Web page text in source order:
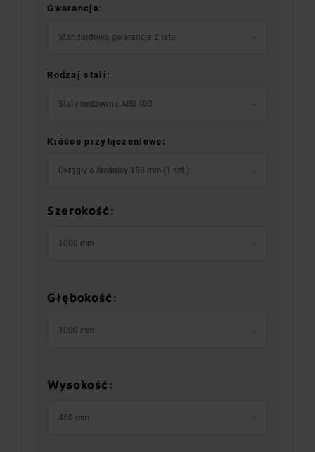
Gwarancja:
Standardowa gwarancja 2 lata
Rodzaj stali:
Stal nierdzewna AISI 403
Króćce przyłączeniowe:
Okrągły o średnicy 150 mm (1 szt.)
Szerokość:
1000 mm
Głębokość:
1000 mm
Wysokość:
450 mm